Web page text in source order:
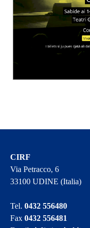
CIRF
Via Petracco, 6
33100 UDINE (Italia)
Tel.0432 556480
Fax0432 556481